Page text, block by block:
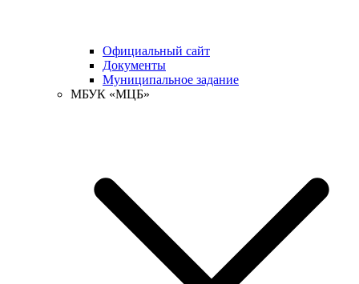
Официальный сайт
Документы
Муниципальное задание
МБУК «МЦБ»